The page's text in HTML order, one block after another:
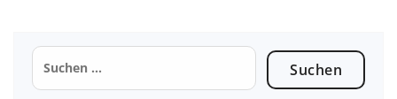
Suchen
nach: